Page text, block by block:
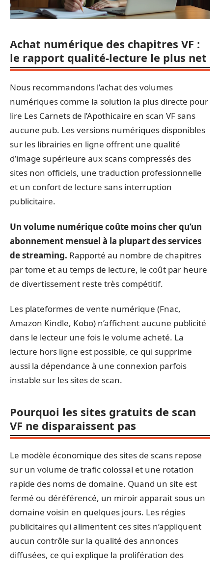
Achat numérique des chapitres VF :
le rapport qualité-lecture le plus net
Nous recommandons l’achat des volumes
numériques comme la solution la plus directe pour
lire Les Carnets de l’Apothicaire en scan VF sans
aucune pub. Les versions numériques disponibles
sur les librairies en ligne offrent une qualité
d’image supérieure aux scans compressés des
sites non officiels, une traduction professionnelle
et un confort de lecture sans interruption
publicitaire.
Un volume numérique coûte moins cher qu’un
abonnement mensuel à la plupart des services
de streaming. Rapporté au nombre de chapitres
par tome et au temps de lecture, le coût par heure
de divertissement reste très compétitif.
Les plateformes de vente numérique (Fnac,
Amazon Kindle, Kobo) n’affichent aucune publicité
dans le lecteur une fois le volume acheté. La
lecture hors ligne est possible, ce qui supprime
aussi la dépendance à une connexion parfois
instable sur les sites de scan.
Pourquoi les sites gratuits de scan
VF ne disparaissent pas
Le modèle économique des sites de scans repose
sur un volume de trafic colossal et une rotation
rapide des noms de domaine. Quand un site est
fermé ou déréférencé, un miroir apparait sous un
domaine voisin en quelques jours. Les régies
publicitaires qui alimentent ces sites n’appliquent
aucun contrôle sur la qualité des annonces
diffusées, ce qui explique la prolifération des